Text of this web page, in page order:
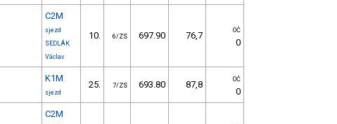
C2M
sjezd
SEDLÁK
Václav
10. 6/ZS 697.90 76,7 OČ
0
K1M
sjezd
25. 7/ZS 693.80 87,8 OČ
0
C2M